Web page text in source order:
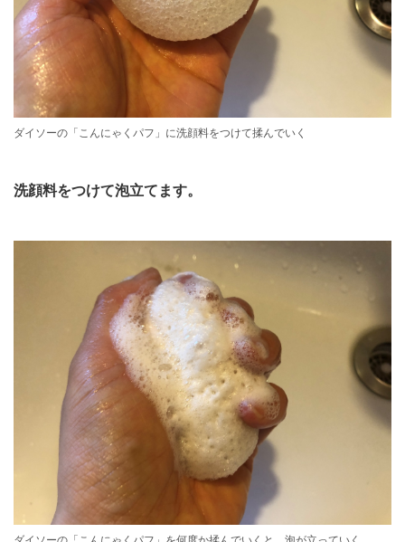
ダイソーの「こんにゃくパフ」に洗顔料をつけて揉んでいく
洗顔料をつけて泡立てます。